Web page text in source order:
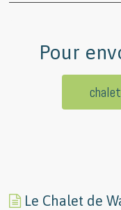
Pour
Le Chalet de